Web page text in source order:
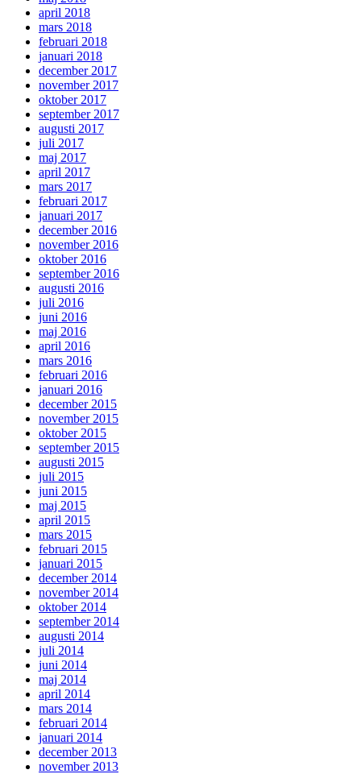
april 2018
mars 2018
februari 2018
januari 2018
december 2017
november 2017
oktober 2017
september 2017
augusti 2017
juli 2017
maj 2017
april 2017
mars 2017
februari 2017
januari 2017
december 2016
november 2016
oktober 2016
september 2016
augusti 2016
juli 2016
juni 2016
maj 2016
april 2016
mars 2016
februari 2016
januari 2016
december 2015
november 2015
oktober 2015
september 2015
augusti 2015
juli 2015
juni 2015
maj 2015
april 2015
mars 2015
februari 2015
januari 2015
december 2014
november 2014
oktober 2014
september 2014
augusti 2014
juli 2014
juni 2014
maj 2014
april 2014
mars 2014
februari 2014
januari 2014
december 2013
november 2013